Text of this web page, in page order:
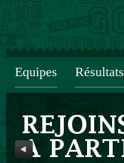
Equipes Résultats